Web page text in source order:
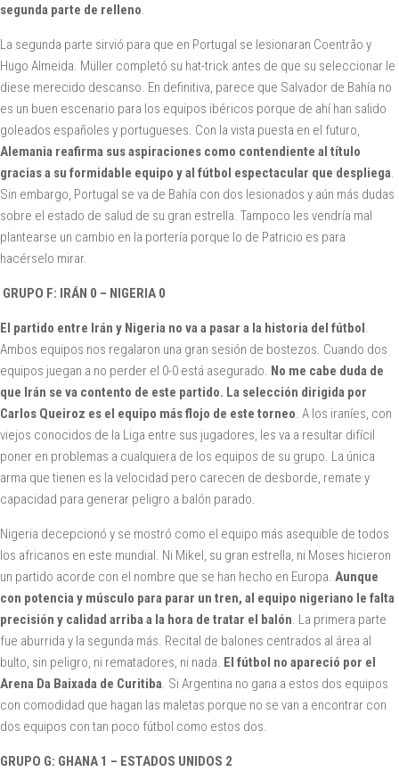
segunda parte de relleno.
La segunda parte sirvió para que en Portugal se lesionaran Coentrão y
Hugo Almeida. Müller completó su hat-trick antes de que su seleccionar le
diese merecido descanso. En definitiva, parece que Salvador de Bahía no
es un buen escenario para los equipos ibéricos porque de ahí han salido
goleados españoles y portugueses. Con la vista puesta en el futuro,
Alemania reafirma sus aspiraciones como contendiente al título
gracias a su formidable equipo y al fútbol espectacular que despliega.
Sin embargo, Portugal se va de Bahía con dos lesionados y aún más dudas
sobre el estado de salud de su gran estrella. Tampoco les vendría mal
plantearse un cambio en la portería porque lo de Patricio es para
hacérselo mirar.
GRUPO F: IRÁN 0 – NIGERIA 0
El partido entre Irán y Nigeria no va a pasar a la historia del fútbol.
Ambos equipos nos regalaron una gran sesión de bostezos. Cuando dos
equipos juegan a no perder el 0-0 está asegurado. No me cabe duda de
que Irán se va contento de este partido. La selección dirigida por
Carlos Queiroz es el equipo más flojo de este torneo. A los iraníes, con
viejos conocidos de la Liga entre sus jugadores, les va a resultar difícil
poner en problemas a cualquiera de los equipos de su grupo. La única
arma que tienen es la velocidad pero carecen de desborde, remate y
capacidad para generar peligro a balón parado.
Nigeria decepcionó y se mostró como el equipo más asequible de todos
los africanos en este mundial. Ni Mikel, su gran estrella, ni Moses hicieron
un partido acorde con el nombre que se han hecho en Europa. Aunque
con potencia y músculo para parar un tren, al equipo nigeriano le falta
precisión y calidad arriba a la hora de tratar el balón. La primera parte
fue aburrida y la segunda más. Recital de balones centrados al área al
bulto, sin peligro, ni rematadores, ni nada. El fútbol no apareció por el
Arena Da Baixada de Curitiba. Si Argentina no gana a estos dos equipos
con comodidad que hagan las maletas porque no se van a encontrar con
dos equipos con tan poco fútbol como estos dos.
GRUPO G: GHANA 1 – ESTADOS UNIDOS 2